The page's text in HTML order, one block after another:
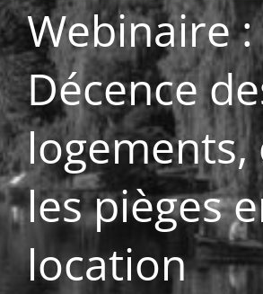
Webinaire :
Décence
logements,
les pièges
location